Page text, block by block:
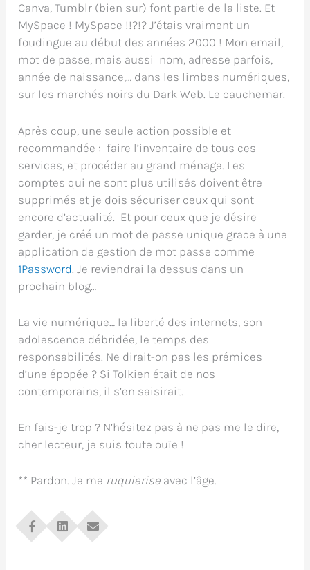
Canva, Tumblr (bien sur) font partie de la liste. Et
MySpace ! MySpace !!?!? J’étais vraiment un
foudingue au début des années 2000 ! Mon email,
mot de passe, mais aussi nom, adresse parfois,
année de naissance,… dans les limbes numériques,
sur les marchés noirs du Dark Web. Le cauchemar.
Après coup, une seule action possible et
recommandée : faire l’inventaire de tous ces
services, et procéder au grand ménage. Les
comptes qui ne sont plus utilisés doivent être
supprimés et je dois sécuriser ceux qui sont
encore d’actualité. Et pour ceux que je désire
garder, je créé un mot de passe unique grace à une
application de gestion de mot passe comme
1Password. Je reviendrai la dessus dans un
prochain blog…
La vie numérique… la liberté des internets, son
adolescence débridée, le temps des
responsabilités. Ne dirait-on pas les prémices
d’une épopée ? Si Tolkien était de nos
contemporains, il s’en saisirait.
En fais-je trop ? N’hésitez pas à ne pas me le dire,
cher lecteur, je suis toute ouïe !
** Pardon. Je me ruquierise avec l’âge.